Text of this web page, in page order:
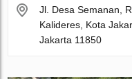
Jl. Desa Semanan,
Kalideres, Kota
Jakarta 11850